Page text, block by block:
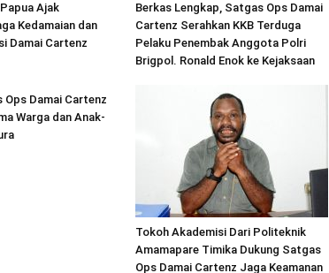
Ajak
Kedamaian dan
Damai Cartenz
Berkas Lengkap, Satgas Ops Damai
Cartenz Serahkan KKB Terduga
Pelaku Penembak Anggota Polri
Brigpol. Ronald Enok ke Kejaksaan
Ops Damai Cartenz
Warga dan Anak-
Tokoh Akademisi Dari Politeknik
Amamapare Timika Dukung Satgas
Ops Damai Cartenz Jaga Keamanan